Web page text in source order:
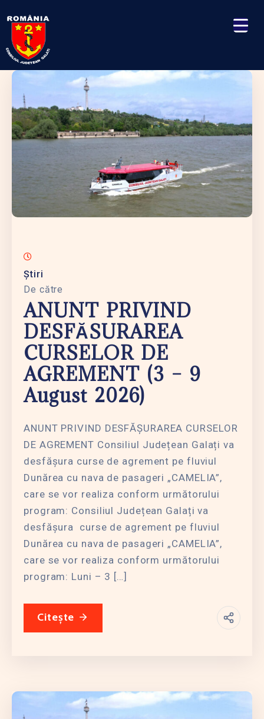
Știri
De către
ANUNT PRIVIND
DESFĂSURAREA
CURSELOR DE
AGREMENT (3 – 9
August 2026)
ANUNT PRIVIND DESFĂȘURAREA CURSELOR
DE AGREMENT Consiliul Județean Galați va
desfășura curse de agrement pe fluviul
Dunărea cu nava de pasageri „CAMELIA”,
care se vor realiza conform următorului
program: Consiliul Județean Galați va
desfășura curse de agrement pe fluviul
Dunărea cu nava de pasageri „CAMELIA”,
care se vor realiza conform următorului
program: Luni – 3 […]
Citește